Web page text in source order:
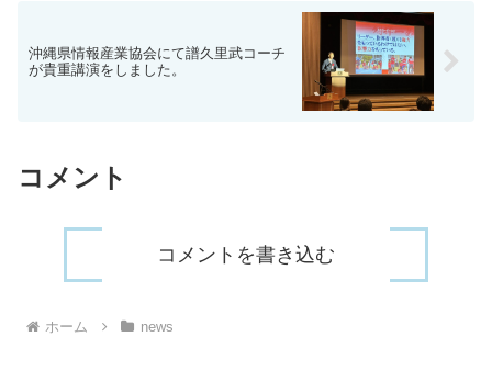
沖縄県情報産業協会にて譜久里武コーチ
が貴重講演をしました。
コメント
コメントを書き込む
ホーム news